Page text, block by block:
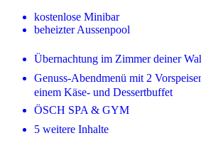
kostenlose Minibar
beheizter Aussenpool
Übernachtung im Zimmer deiner
Genuss-Abendmenü mit 2
einem Käse- und Dessertbuffet
ÖSCH SPA & GYM
5 weitere Inhalte